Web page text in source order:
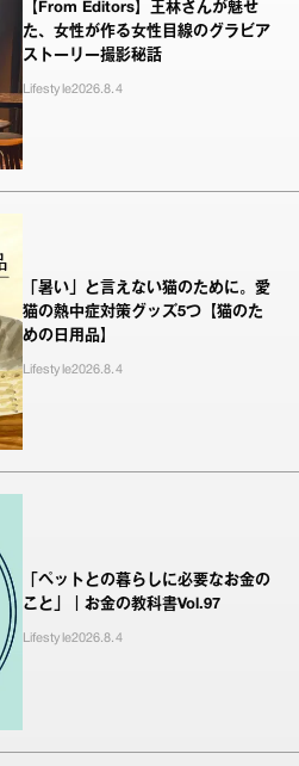
【From Editors】王林さんが魅せ
た、女性が作る女性目線のグラビア
ストーリー撮影秘話
Lifestyle2026.8.4
「暑い」と言えない猫のために。愛
猫の熱中症対策グッズ5つ【猫のた
めの日用品】
Lifestyle2026.8.4
「ペットとの暮らしに必要なお金の
こと」｜お金の教科書Vol.97
Lifestyle2026.8.4